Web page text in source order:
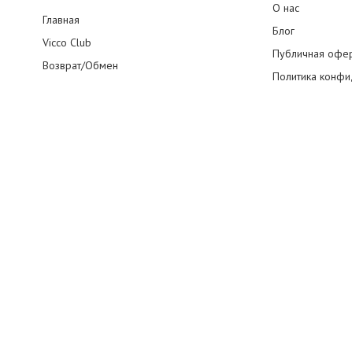
Главная
Vicco Club
Возврат/Обмен
О нас
Блог
Публичная
Политика